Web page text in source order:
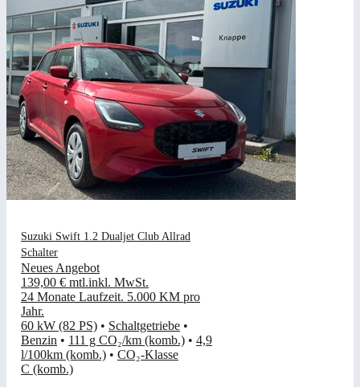
Suzuki Swift 1.2 Dualjet Club Allrad
Schalter
Neues Angebot
139,00 € mtl.inkl. MwSt.
24 Monate Laufzeit. 5.000 KM pro
Jahr.
60 kW (82 PS) • Schaltgetriebe •
Benzin • 111 g CO₂/km (komb.) • 4,9
l/100km (komb.) • CO₂-Klasse
C (komb.)